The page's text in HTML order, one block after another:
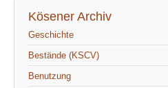
Kösener Archiv
Geschichte
Bestände (KSCV)
Benutzung